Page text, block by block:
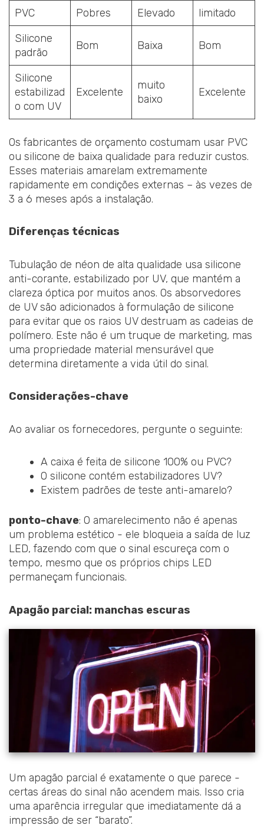
PVC Pobres Elevado
limitado
Silicone
padrão
Bom Baixa Bom
Silicone
estabilizad
o com UV
Excelente
muito
baixo
Excelente
Os fabricantes de orçamento costumam usar PVC
ou silicone de baixa qualidade para reduzir custos.
Esses materiais amarelam extremamente
rapidamente em condições externas – às vezes de
3 a 6 meses após a instalação.
Diferenças técnicas
Tubulação de néon de alta qualidade usa silicone
anti-corante, estabilizado por UV, que mantém a
clareza óptica por muitos anos. Os absorvedores
de UV são adicionados à formulação de silicone
para evitar que os raios UV destruam as cadeias de
polímero. Este não é um truque de marketing, mas
uma propriedade material mensurável que
determina diretamente a vida útil do sinal.
Considerações-chave
Ao avaliar os fornecedores, pergunte o seguinte:
A caixa é feita de silicone 100% ou PVC?
O silicone contém estabilizadores UV?
Existem padrões de teste anti-amarelo?
ponto-chave: O amarelecimento não é apenas
um problema estético - ele bloqueia a saída de luz
LED, fazendo com que o sinal escureça com o
tempo, mesmo que os próprios chips LED
permaneçam funcionais.
Apagão parcial: manchas escuras
Um apagão parcial é exatamente o que parece -
certas áreas do sinal não acendem mais. Isso cria
uma aparência irregular que imediatamente dá a
impressão de ser “barato”.